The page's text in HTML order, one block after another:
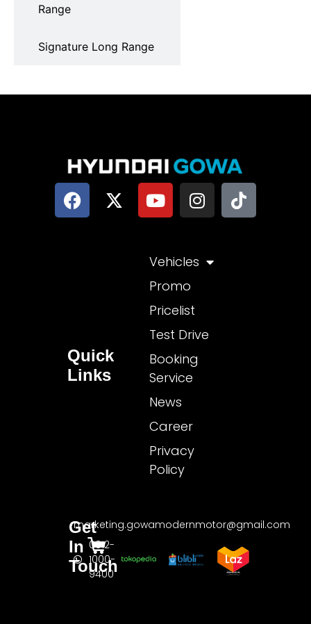
Range
Signature Long Range
Quick
Links
Vehicles
Promo
Pricelist
Test Drive
Booking
Service
News
Career
Privacy
Policy
Get
In
Touch
marketing.gowamodernmotor@gmail.com
0812-
1000-
9400